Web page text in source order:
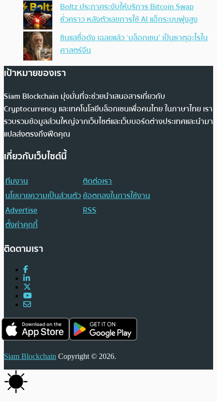
Boltz ประกาศระงับให้บริการ Bitcoin Swap
ชั่วคราว หลังตัวเลขการใช้ AI แฮ็กระบบพุ่งสูง
ซินแสชื่อดัง เฉลยแล้ว ‘บล็อกเชน’ เป็นธาตุอะไรใน
ศาสตร์จีน
เป้าหมายของเรา
Siam Blockchain มุ่งมั่นที่จะช่วยนำเสนอสารเกี่ยวกับ
Cryptocurrency และเทคโนโลยีบล็อกเชนเพื่อคนไทย ในภาษาไทย เรา
รวบรวมข้อมูลส่วนใหญ่จากเว็บไซต์และเว็บบอร์ดต่างประเทศและนำมา
แปลส่งตรงถึงฟีดคุณ
เกี่ยวกับเว็บไซต์นี้
ทีมงาน
ติดต่อเรา
นโยบายความเป็นส่วนตัวข้อตกลงในการใช้งาน
Advertise
RSS
ตั้งค่าคุกกี้
ติดตามเรา
Siam Blockchain Copyright © 2026.